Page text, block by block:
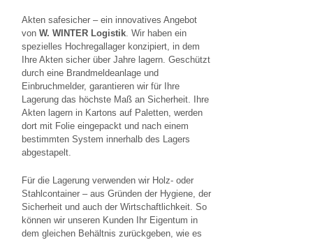
Akten safesicher – ein innovatives Angebot
vonW. WINTER Logistik. Wir haben ein
spezielles Hochregallager konzipiert, in dem
Ihre Akten sicher über Jahre lagern. Geschützt
durch eine Brandmeldeanlage und
Einbruchmelder, garantieren wir für Ihre
Lagerung das höchste Maß an Sicherheit. Ihre
Akten lagern in Kartons auf Paletten, werden
dort mit Folie eingepackt und nach einem
bestimmten System innerhalb des Lagers
abgestapelt.
Für die Lagerung verwenden wir Holz- oder
Stahlcontainer – aus Gründen der Hygiene, der
Sicherheit und auch der Wirtschaftlichkeit. So
können wir unseren Kunden Ihr Eigentum in
dem gleichen Behältnis zurückgeben, wie es